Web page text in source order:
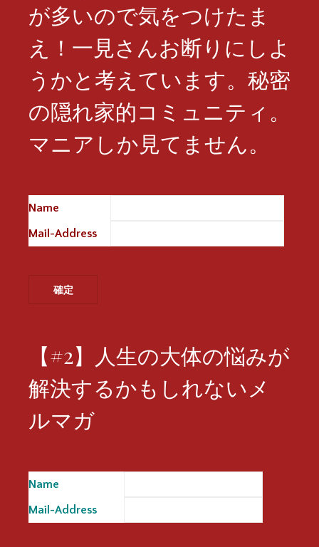
が多いので気をつけたま
え！一見さんお断りにしよ
うかと考えています。秘密
の隠れ家的コミュニティ。
マニアしか見てません。
Name
Mail-Address
【#2】人生の大体の悩みが
解決するかもしれないメ
ルマガ
Name
Mail-Address